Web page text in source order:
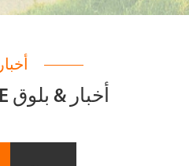
أخبار
SUPERFIRE أخبار & بلوق